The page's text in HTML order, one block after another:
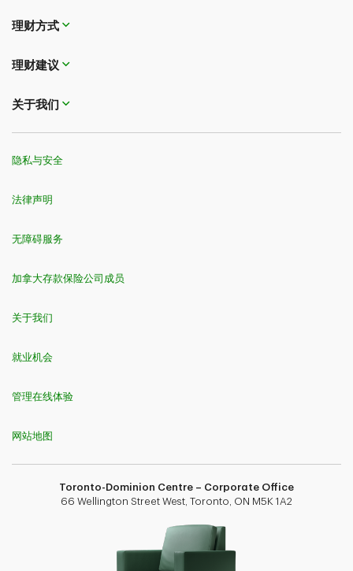
理财方式
理财建议
关于我们
隐私与安全
法律声明
无障碍服务
加拿大存款保险公司成员
关于我们
就业机会
管理在线体验
网站地图
Toronto-Dominion Centre – Corporate Office
66 Wellington Street West, Toronto, ON M5K 1A2